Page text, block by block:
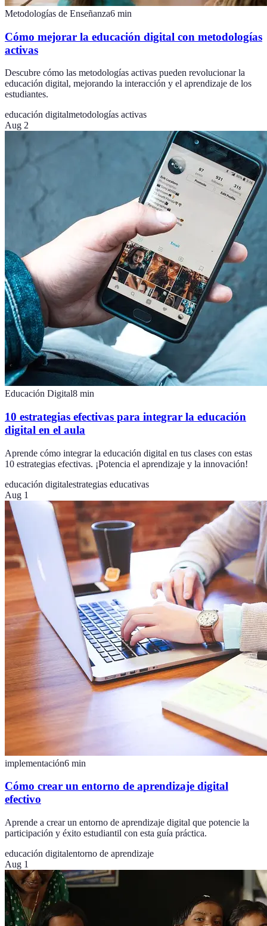
Metodologías de Enseñanza6 min
Cómo mejorar la educación digital con metodologías
activas
Descubre cómo las metodologías activas pueden revolucionar la
educación digital, mejorando la interacción y el aprendizaje de los
estudiantes.
educación digitalmetodologías activas
Aug 2
Educación Digital8 min
10 estrategias efectivas para integrar la educación
digital en el aula
Aprende cómo integrar la educación digital en tus clases con estas
10 estrategias efectivas. ¡Potencia el aprendizaje y la innovación!
educación digitalestrategias educativas
Aug 1
implementación6 min
Cómo crear un entorno de aprendizaje digital
efectivo
Aprende a crear un entorno de aprendizaje digital que potencie la
participación y éxito estudiantil con esta guía práctica.
educación digitalentorno de aprendizaje
Aug 1